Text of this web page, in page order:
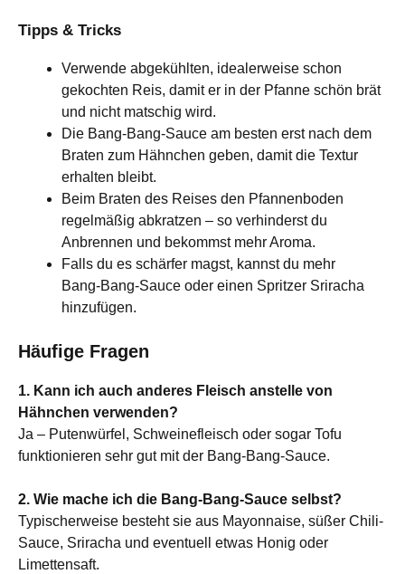
Tipps & Tricks
Verwende abgekühlten, idealerweise schon
gekochten Reis, damit er in der Pfanne schön brät
und nicht matschig wird.
Die Bang‑Bang‑Sauce am besten erst nach dem
Braten zum Hähnchen geben, damit die Textur
erhalten bleibt.
Beim Braten des Reises den Pfannenboden
regelmäßig abkratzen – so verhinderst du
Anbrennen und bekommst mehr Aroma.
Falls du es schärfer magst, kannst du mehr
Bang‑Bang‑Sauce oder einen Spritzer Sriracha
hinzufügen.
Häufige Fragen
1. Kann ich auch anderes Fleisch anstelle von
Hähnchen verwenden?
Ja – Putenwürfel, Schweinefleisch oder sogar Tofu
funktionieren sehr gut mit der Bang-Bang-Sauce.
2. Wie mache ich die Bang-Bang-Sauce selbst?
Typischerweise besteht sie aus Mayonnaise, süßer Chili-
Sauce, Sriracha und eventuell etwas Honig oder
Limettensaft.